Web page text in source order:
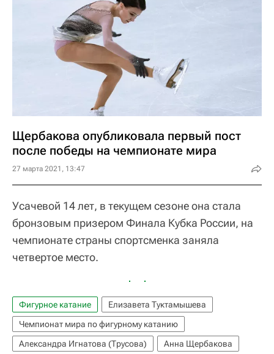
Щербакова опубликовала первый пост
после победы на чемпионате мира
27 марта 2021, 13:47
Усачевой 14 лет, в текущем сезоне она стала
бронзовым призером Финала Кубка России, на
чемпионате страны спортсменка заняла
четвертое место.
Фигурное катание
Елизавета Туктамышева
Чемпионат мира по фигурному катанию
Александра Игнатова (Трусова)
Анна Щербакова